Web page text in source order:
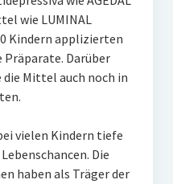
wie LUMINAL
Kindern applizierten
Darüber
Mittel auch noch in
vielen Kindern tiefe
Die
haben als Träger der